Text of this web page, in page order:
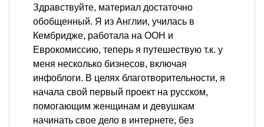
Здравствуйте, материал достаточно
обобщенный. Я из Англии, училась в
Кембридже, работала на ООН и
Еврокомиссию, теперь я путешествую т.к. у
меня несколько бизнесов, включая
инфоблоги. В целях благотворительности, я
начала свой первый проект на русском,
помогающим женщинам и девушкам
начинать свое дело в интернете, без